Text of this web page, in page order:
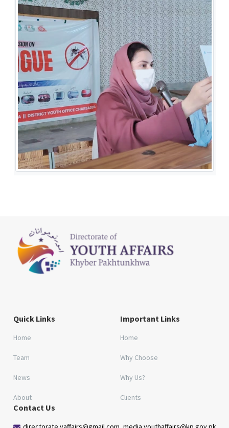
Quick Links
Home
Team
News
About
Important Links
Home
Why Choose
Why Us?
Clients
Contact Us